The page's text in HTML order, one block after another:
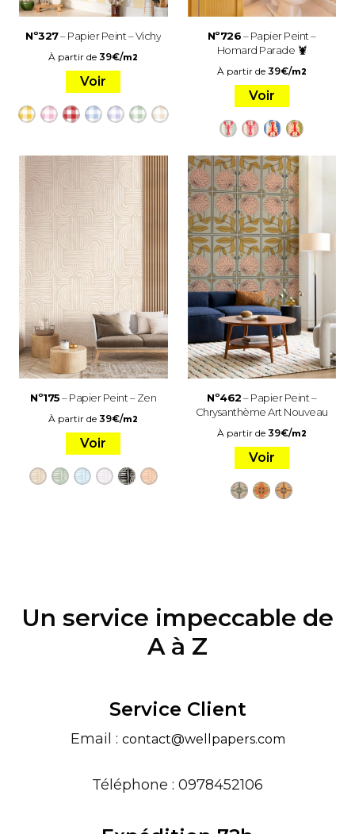
Nº327– Papier Peint – Vichy
À partir de39€/m2
Voir
Nº726– Papier Peint –
Homard Parade 🦞
À partir de 39€/m2
Voir
Nº175– Papier Peint – Zen
À partir de39€/m2
Voir
Nº462– Papier Peint –
Chrysanthème Art Nouveau
À partir de 39€/m2
Voir
Un service impeccable de
A à Z
Service Client
Email : contact@wellpapers.com
Téléphone : 0978452106